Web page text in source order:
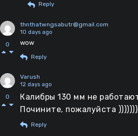
Reply
0
thnthatwngsabutr@gmail.com
10 days ago
wow
Reply
0
Varush
12 days ago
Калибры 130 мм не
Почините, пожалуйста
Reply